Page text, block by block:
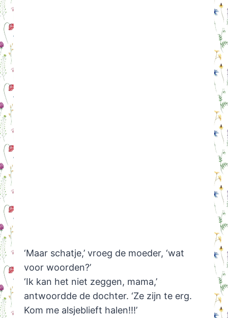
‘Maar schatje,’ vroeg de moeder, ‘wat
voor woorden?’
‘Ik kan het niet zeggen, mama,’
antwoordde de dochter. ‘Ze zijn te erg.
Kom me alsjeblieft halen!!!’